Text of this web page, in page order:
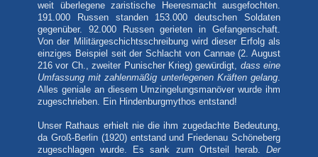
weit überlegene zaristische Heeresmacht ausgefochten.
191.000 Russen standen 153.000 deutschen Soldaten
gegenüber. 92.000 Russen gerieten in Gefangenschaft.
Von der Militärgeschichtsschreibung wird dieser Erfolg als
einziges Beispiel seit der Schlacht von Cannae (2. August
216 vor Ch., zweiter Punischer Krieg) gewürdigt, dass eine
Umfassung mit zahlenmäßig unterlegenen Kräften gelang.
Alles geniale an diesem Umzingelungsmanöver wurde ihm
zugeschrieben. Ein Hindenburgmythos entstand!
Unser Rathaus erhielt nie die ihm zugedachte Bedeutung,
da Groß-Berlin (1920) entstand und Friedenau Schöneberg
zugeschlagen wurde. Es sank zum Ortsteil herab. Der